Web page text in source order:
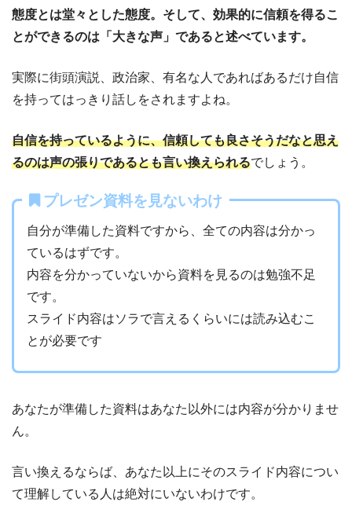
態度とは堂々とした態度。そして、効果的に信頼を得るこ
とができるのは「大きな声」であると述べています。
実際に街頭演説、政治家、有名な人であればあるだけ自信
を持ってはっきり話しをされますよね。
自信を持っているように、信頼しても良さそうだなと思え
るのは声の張りであるとも言い換えられるでしょう。
プレゼン資料を見ないわけ
自分が準備した資料ですから、全ての内容は分かっ
ているはずです。
内容を分かっていないから資料を見るのは勉強不足
です。
スライド内容はソラで言えるくらいには読み込むこ
とが必要です
あなたが準備した資料はあなた以外には内容が分かりませ
ん。
言い換えるならば、あなた以上にそのスライド内容につい
て理解している人は絶対にいないわけです。